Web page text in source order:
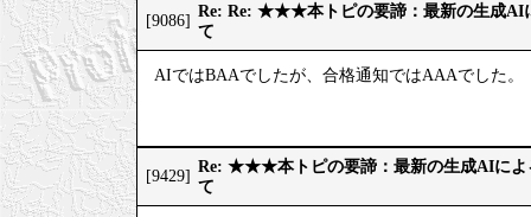
[9086]
Re: Re: ★★★本トピの要諦：最新の生成AI
て
AIではBAAでしたが、合格通知ではAAAでした。
[9429]
Re: ★★★本トピの要諦：最新の生成AIによ
て